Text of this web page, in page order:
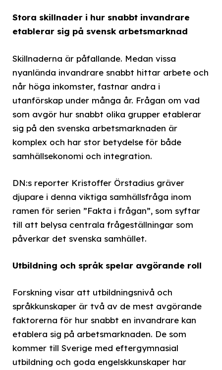
Stora skillnader i hur snabbt invandrare
etablerar sig på svensk arbetsmarknad
Skillnaderna är påfallande. Medan vissa
nyanlända invandrare snabbt hittar arbete och
når höga inkomster, fastnar andra i
utanförskap under många år. Frågan om vad
som avgör hur snabbt olika grupper etablerar
sig på den svenska arbetsmarknaden är
komplex och har stor betydelse för både
samhällsekonomi och integration.
DN:s reporter Kristoffer Örstadius gräver
djupare i denna viktiga samhällsfråga inom
ramen för serien ”Fakta i frågan”, som syftar
till att belysa centrala frågeställningar som
påverkar det svenska samhället.
Utbildning och språk spelar avgörande roll
Forskning visar att utbildningsnivå och
språkkunskaper är två av de mest avgörande
faktorerna för hur snabbt en invandrare kan
etablera sig på arbetsmarknaden. De som
kommer till Sverige med eftergymnasial
utbildning och goda engelskkunskaper har